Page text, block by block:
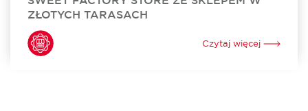
ZŁOTYCH TARASACH
Sweet Factory Store otworzył swój sklep w Złotych
Tarasach. To już 24. w Polsce i 3. w Warszawie stacjonarny
punkt sprzedaży tej niezwykle popularnej marki oferującej
Czytaj więcej